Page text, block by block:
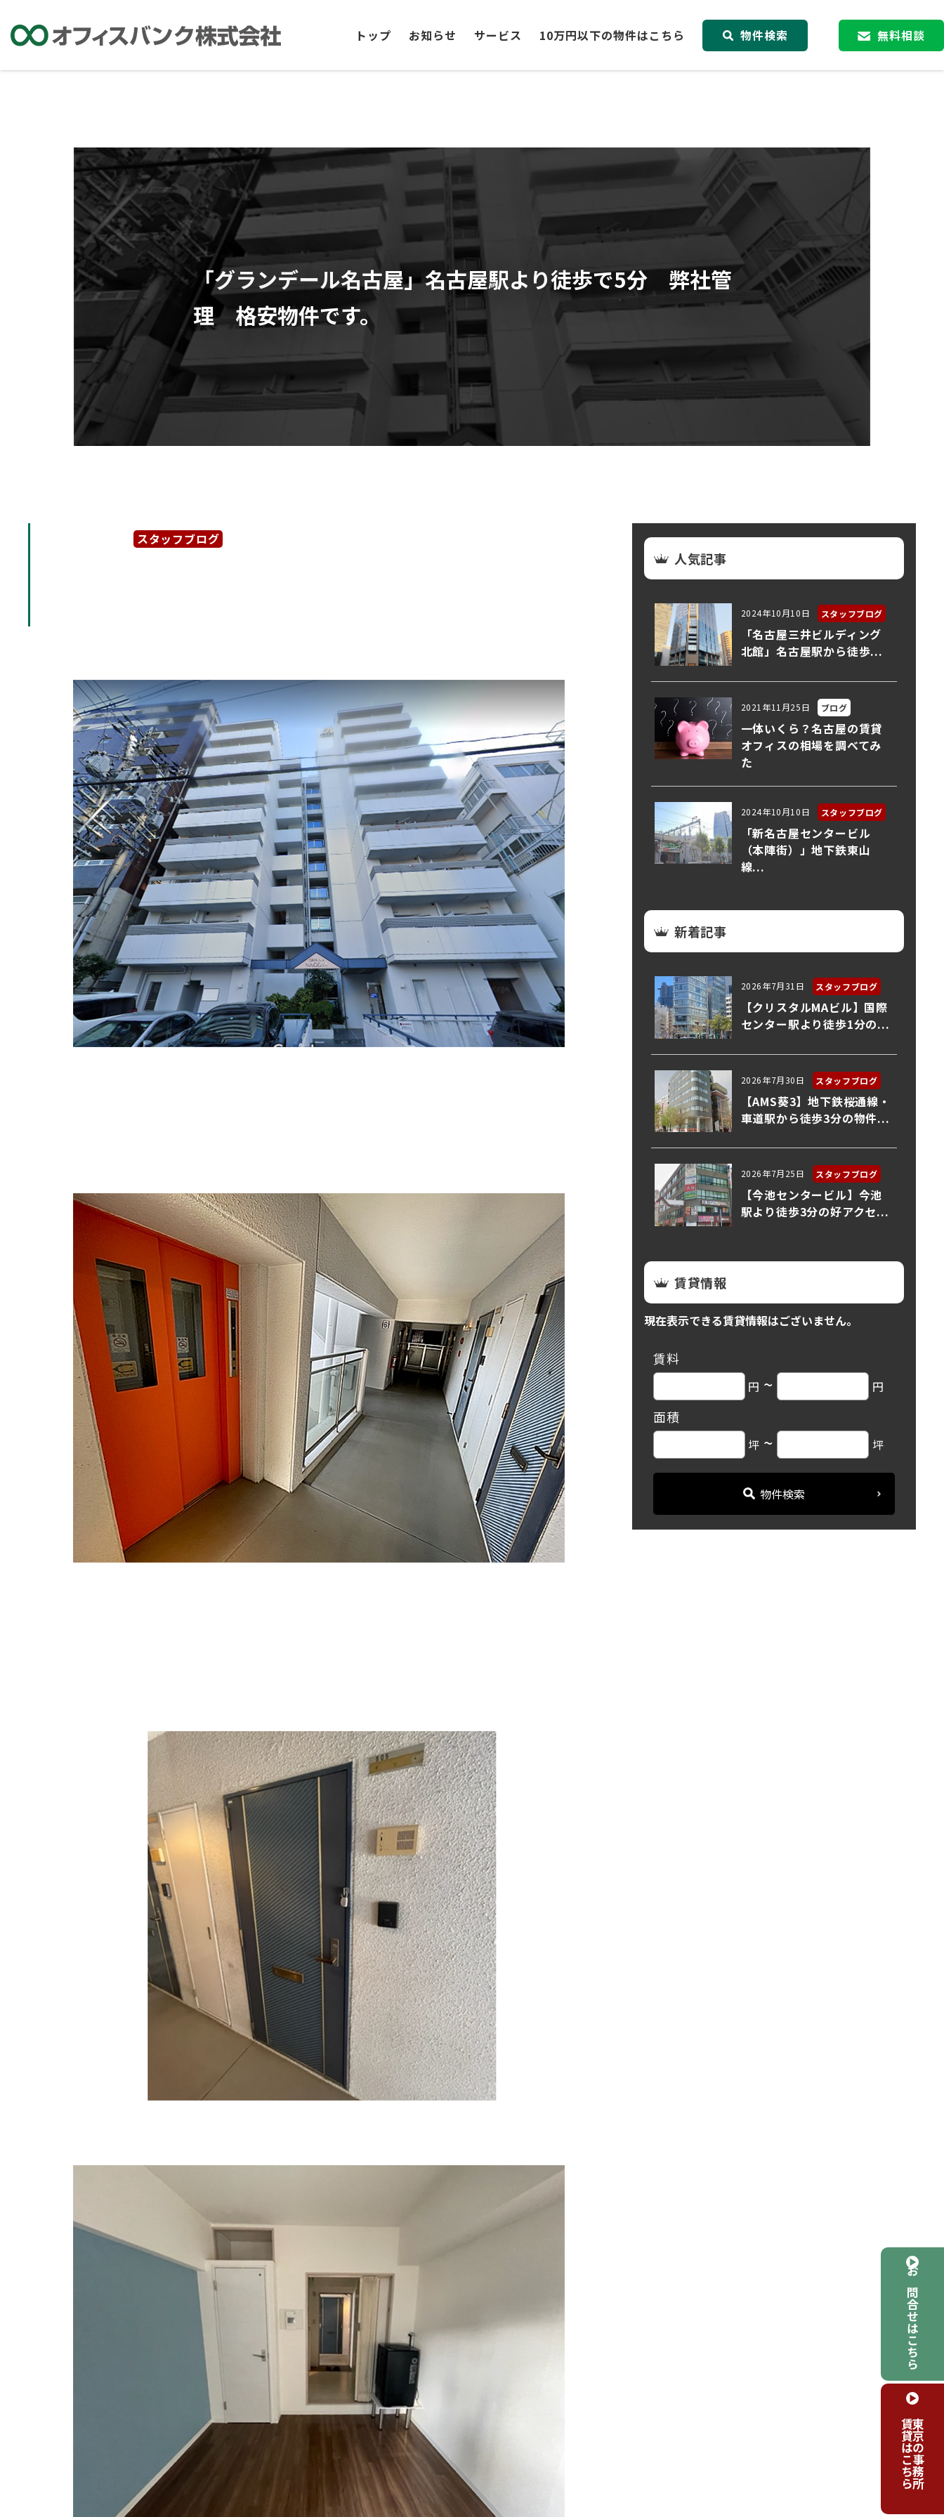
トップ お知らせ サービス 10万円以下の物件はこちら 物件検索 無料相談
「グランデール名古屋」名古屋駅より徒歩で5分 弊社管
理 格安物件です。
スタッフブログ
人気記事
2024年10月10日 スタッフブログ
「名古屋三井ビルディング
北館」名古屋駅から徒歩...
2021年11月25日 ブログ
一体いくら？名古屋の賃貸
オフィスの相場を調べてみ
た
2024年10月10日 スタッフブログ
「新名古屋センタービル
（本陣街）」地下鉄東山
線...
新着記事
2026年7月31日 スタッフブログ
【クリスタルMAビル】国際
センター駅より徒歩1分の...
2026年7月30日 スタッフブログ
【AMS葵3】地下鉄桜通線・
車道駅から徒歩3分の物件...
2026年7月25日 スタッフブログ
【今池センタービル】今池
駅より徒歩3分の好アクセ...
賃貸情報
現在表示できる賃貸情報はございません。
賃料
円 ~ 円
面積
坪 ~ 坪
物件検索
お問合せはこちら
東京の事務所
賃貸はこちら